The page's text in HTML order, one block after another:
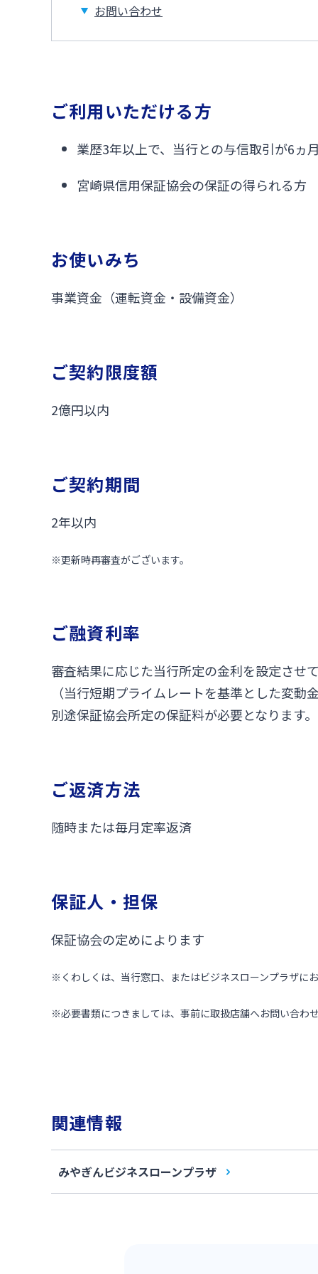
お問い合わせ
ご利用いただける方
業歴3年以上で、当行との与信取引が6ヵ
宮崎県信用保証協会の保証の得られる方
お使いみち
事業資金（運転資金・設備資金）
ご契約限度額
2億円以内
ご契約期間
2年以内
※更新時再審査がございます。
ご融資利率
審査結果に応じた当行所定の金利を設定させて
（当行短期プライムレートを基準とした変動金
別途保証協会所定の保証料が必要となります。
ご返済方法
随時または毎月定率返済
保証人・担保
保証協会の定めによります
※ くわしくは、当行窓口、またはビジネスローンプラザに
※必要書類につきましては、事前に取扱店舗へお問い合わせ
関連情報
みやぎんビジネスローンプラザ